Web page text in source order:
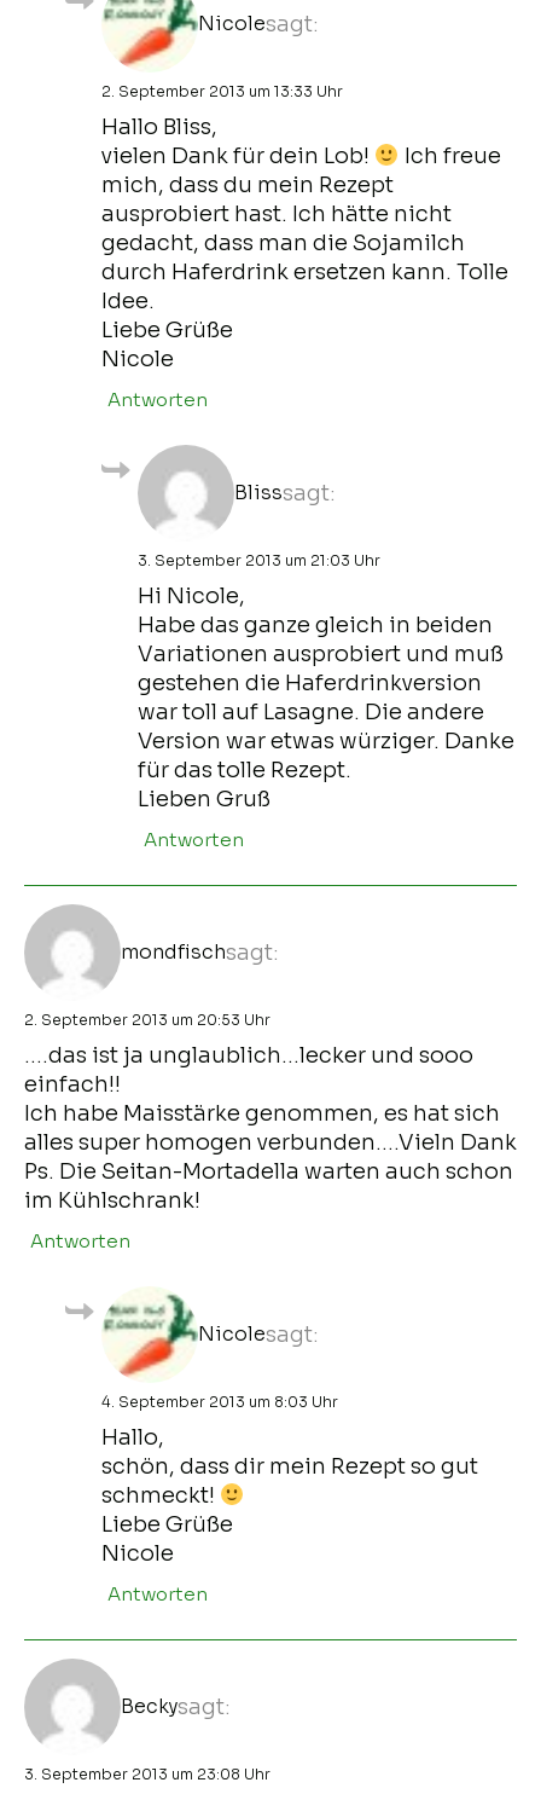
Nicolesagt:
2. September 2013 um 13:33 Uhr
Hallo Bliss,
vielen Dank für dein Lob!
Ich freue
mich, dass du mein Rezept
ausprobiert hast. Ich hätte nicht
gedacht, dass man die Sojamilch
durch Haferdrink ersetzen kann. Tolle
Idee.
Liebe Grüße
Nicole
Antworten
Blisssagt:
3. September 2013 um 21:03 Uhr
Hi Nicole,
Habe das ganze gleich in beiden
Variationen ausprobiert und muß
gestehen die Haferdrinkversion
war toll auf Lasagne. Die andere
Version war etwas würziger. Danke
für das tolle Rezept.
Lieben Gruß
Antworten
mondfischsagt:
2. September 2013 um 20:53 Uhr
….das ist ja unglaublich…lecker und sooo
einfach!!
Ich habe Maisstärke genommen, es hat sich
alles super homogen verbunden….Vieln Dank
Ps. Die Seitan-Mortadella warten auch schon
im Kühlschrank!
Antworten
Nicolesagt:
4. September 2013 um 8:03 Uhr
Hallo,
schön, dass dir mein Rezept so gut
schmeckt!
Liebe Grüße
Nicole
Antworten
Beckysagt:
3. September 2013 um 23:08 Uhr